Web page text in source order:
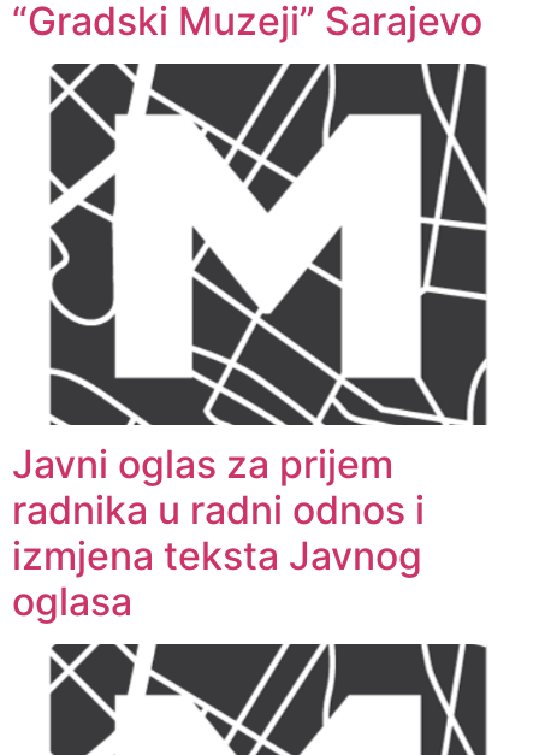
“Gradski Muzeji” Sarajevo
Javni oglas za prijem
radnika u radni odnos i
izmjena teksta Javnog
oglasa